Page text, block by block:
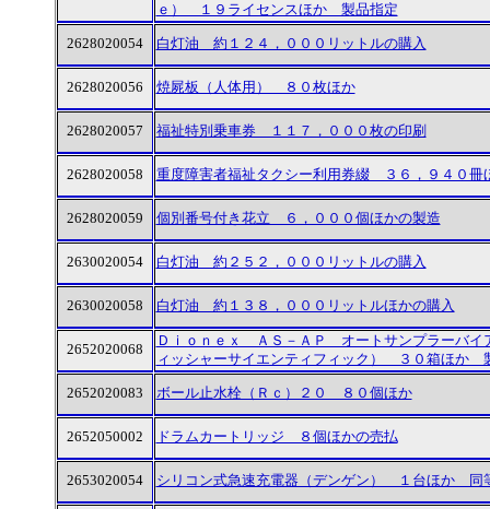
ｅ） １９ライセンスほか 製品指定
2628020054 白灯油 約１２４，０００リットルの購入
2628020056 焼屍板（人体用） ８０枚ほか
2628020057 福祉特別乗車券 １１７，０００枚の印刷
2628020058 重度障害者福祉タクシー利用券綴 ３６，９４０冊
2628020059 個別番号付き花立 ６，０００個ほかの製造
2630020054 白灯油 約２５２，０００リットルの購入
2630020058 白灯油 約１３８，０００リットルほかの購入
2652020068
Ｄｉｏｎｅｘ ＡＳ－ＡＰ オートサンプラーバイ
ィッシャーサイエンティフィック） ３０箱ほか
2652020083 ボール止水栓（Ｒｃ）２０ ８０個ほか
2652050002 ドラムカートリッジ ８個ほかの売払
2653020054 シリコン式急速充電器（デンゲン） １台ほか 同